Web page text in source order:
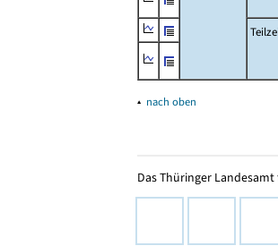
▴ nach oben
Das Thüringer